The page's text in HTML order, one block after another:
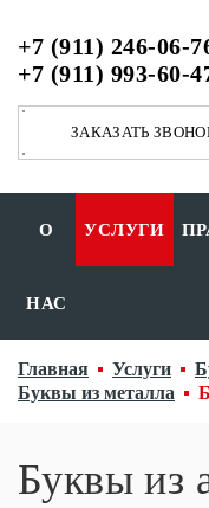
+7 (911) 246-06-
+7 (911) 993-60-
ЗАКАЗАТЬ
О
НАС
УСЛУГИ
Главная Услуги
Буквы из металла
Буквы из